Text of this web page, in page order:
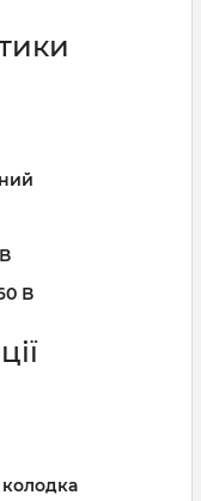
В